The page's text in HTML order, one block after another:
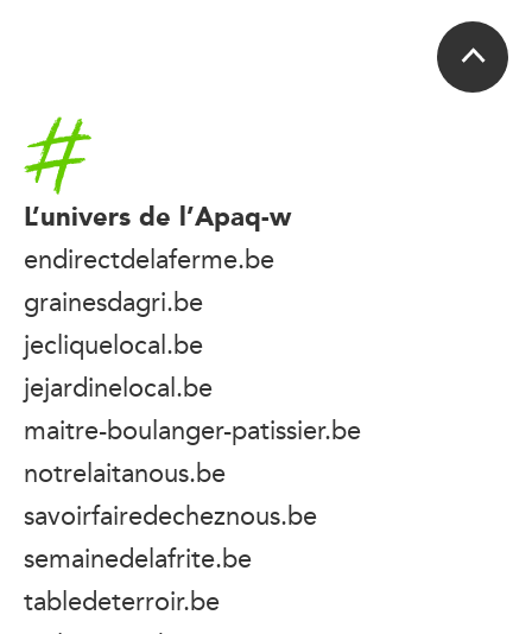
Accueil
L’univers de l’Apaq-w
endirectdelaferme.be
grainesdagri.be
jecliquelocal.be
jejardinelocal.be
maitre-boulanger-patissier.be
notrelaitanous.be
savoirfairedecheznous.be
semainedelafrite.be
tabledeterroir.be